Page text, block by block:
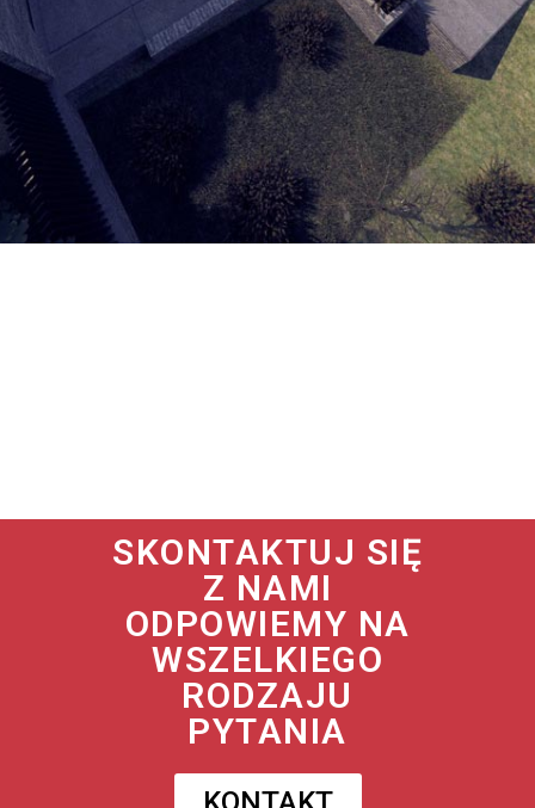
SKONTAKTUJ SIĘ
Z NAMI
ODPOWIEMY NA
WSZELKIEGO
RODZAJU
PYTANIA